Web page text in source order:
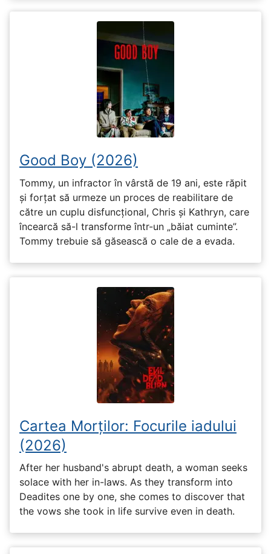
Good Boy (2026)
Tommy, un infractor în vârstă de 19 ani, este răpit
și forțat să urmeze un proces de reabilitare de
către un cuplu disfuncțional, Chris și Kathryn, care
încearcă să-l transforme într-un „băiat cuminte”.
Tommy trebuie să găsească o cale de a evada.
Cartea Morților: Focurile iadului
(2026)
After her husband's abrupt death, a woman seeks
solace with her in-laws. As they transform into
Deadites one by one, she comes to discover that
the vows she took in life survive even in death.